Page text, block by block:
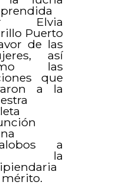
Elvia
Puerto
de las
así
las
que
a la
a
la